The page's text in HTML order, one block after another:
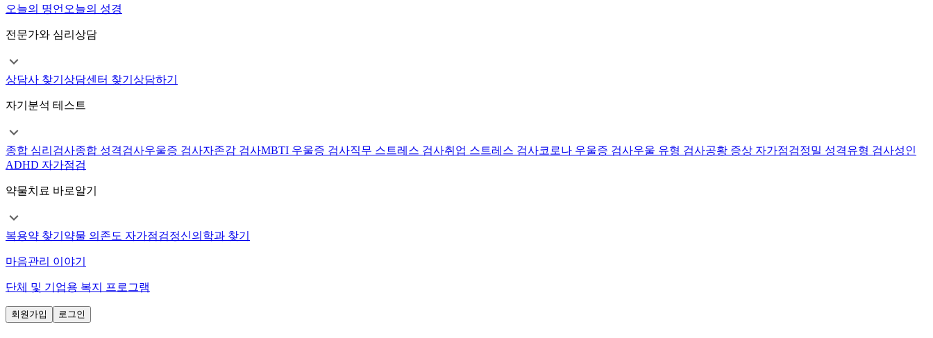
오늘의 명언 오늘의 성경
전문가와 심리상담
상담사 찾기 상담센터 찾기 상담하기
자기분석 테스트
종합 심리검사종합 성격검사우울증 검사자존감 검사MBTI 우울증 검사직무 스트레스 검사취업 스트레스 검사코로나 우울증 검사우울 유형 검사공황 증상 자가점검정밀 성격유형 검사성인
ADHD 자가점검
약물치료 바로알기
복용약 찾기 약물 의존도 자가점검정신의학과 찾기
마음관리 이야기
단체 및 기업용 복지 프로그램
회원가입 로그인